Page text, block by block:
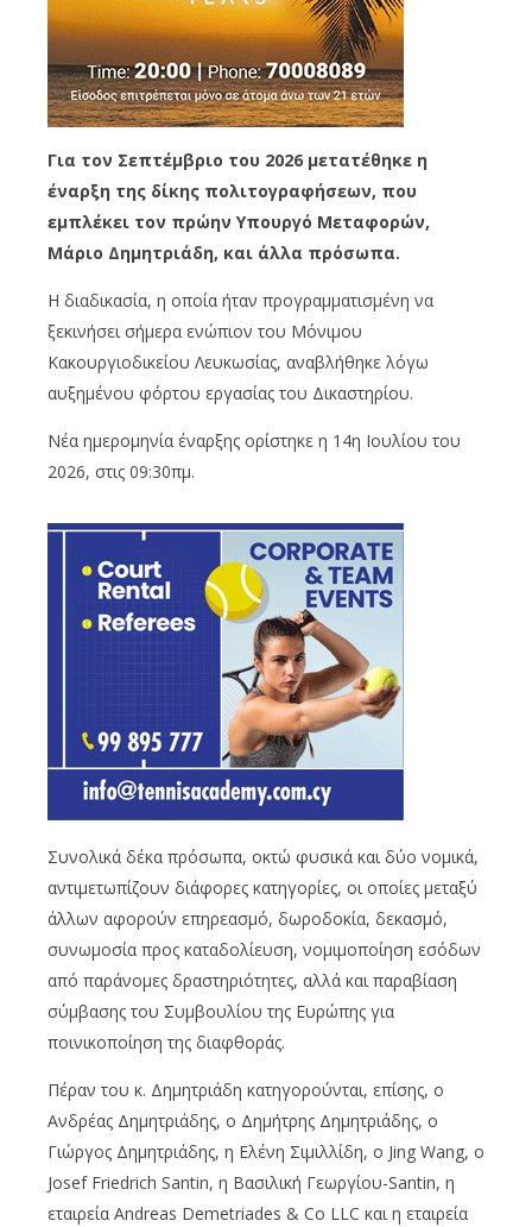
Για τον Σεπτέμβριο του 2026 μετατέθηκε η
έναρξη της δίκης πολιτογραφήσεων, που
εμπλέκει τον πρώην Υπουργό Μεταφορών,
Μάριο Δημητριάδη, και άλλα πρόσωπα.
Η διαδικασία, η οποία ήταν προγραμματισμένη να
ξεκινήσει σήμερα ενώπιον του Μόνιμου
Κακουργιοδικείου Λευκωσίας, αναβλήθηκε λόγω
αυξημένου φόρτου εργασίας του Δικαστηρίου.
Νέα ημερομηνία έναρξης ορίστηκε η 14η Ιουλίου του
2026, στις 09:30πμ.
Συνολικά δέκα πρόσωπα, οκτώ φυσικά και δύο νομικά,
αντιμετωπίζουν διάφορες κατηγορίες, οι οποίες μεταξύ
άλλων αφορούν επηρεασμό, δωροδοκία, δεκασμό,
συνωμοσία προς καταδολίευση, νομιμοποίηση εσόδων
από παράνομες δραστηριότητες, αλλά και παραβίαση
σύμβασης του Συμβουλίου της Ευρώπης για
ποινικοποίηση της διαφθοράς.
Πέραν του κ. Δημητριάδη κατηγορούνται, επίσης, ο
Ανδρέας Δημητριάδης, ο Δημήτρης Δημητριάδης, ο
Γιώργος Δημητριάδης, η Ελένη Σιμιλλίδη, ο Jing Wang, ο
Josef Friedrich Santin, η Βασιλική Γεωργίου-Santin, η
εταιρεία Andreas Demetriades & Co LLC και η εταιρεία